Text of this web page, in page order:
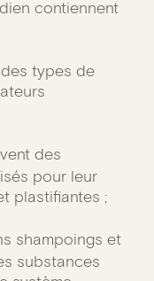
contiennent
types de
des
pour leur
plastifiantes ;
shampoings et
substances